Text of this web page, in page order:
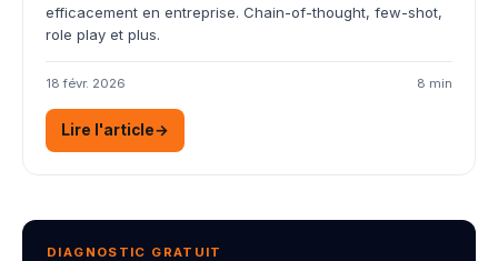
efficacement en entreprise. Chain-of-thought, few-shot,
role play et plus.
18 févr. 2026 8 min
Lire l'article→
DIAGNOSTIC GRATUIT